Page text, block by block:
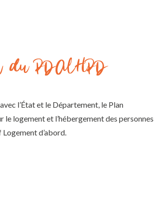
du PDALHPD
l’État et le Département, le Plan
le logement et l’hébergement des personnes
d’abord.